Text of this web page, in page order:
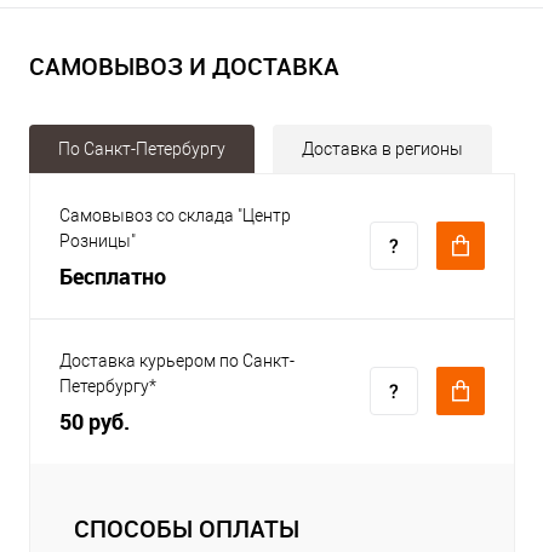
САМОВЫВОЗ И ДОСТАВКА
По Санкт-Петербургу Доставка в регионы
Самовывоз со склада "Центр
Розницы"
Бесплатно
Доставка курьером по Санкт-
Петербургу*
50 руб.
СПОСОБЫ ОПЛАТЫ